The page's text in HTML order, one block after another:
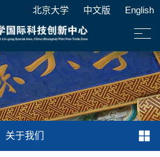
北京大学 中文版 English
关于我们